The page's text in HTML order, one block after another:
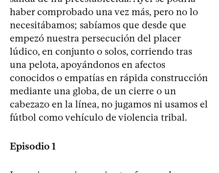
haber comprobado una vez más, pero no lo
necesitábamos; sabíamos que desde que
empezó nuestra persecución del placer
lúdico, en conjunto o solos, corriendo tras
una pelota, apoyándonos en afectos
conocidos o empatías en rápida construcción
mediante una globa, de un cierre o un
cabezazo en la línea, no jugamos ni usamos el
fútbol como vehículo de violencia tribal.
Episodio 1